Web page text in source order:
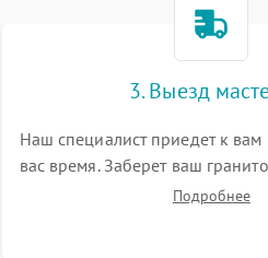
3. Выезд
Наш специалист приедет к вам
вас время. Заберет ваш
склад для диагностики.Подробнее